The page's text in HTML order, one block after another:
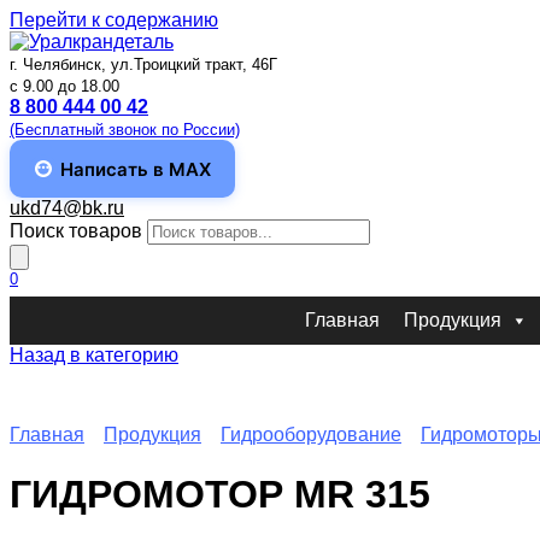
Перейти к содержанию
г. Челябинск, ул.Троицкий тракт, 46Г
c 9.00 до 18.00
8 800 444 00 42
(Бесплатный звонок по России)
Написать в MAX
ukd74@bk.ru
Поиск товаров
0
Главная Продукция
Назад в категорию
Главная Продукция Гидрооборудование Гидромоторы
ГИДРОМОТОР MR 315